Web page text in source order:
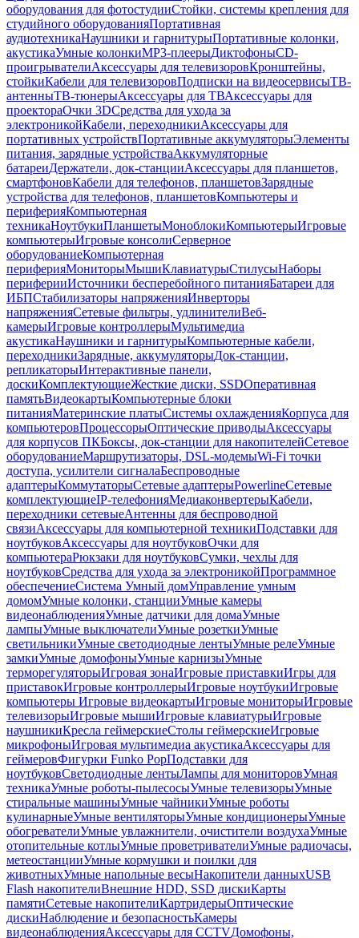
оборудования для фотостудииСтойки, системы крепления для
студийного оборудованияПортативная
аудиотехникаНаушники и гарнитурыПортативные колонки,
акустикаУмные колонкиMP3-плеерыДиктофоныCD-
проигрывателиАксессуары для телевизоровКронштейны,
стойкиКабели для телевизоровПодписки на видеосервисыТВ-
антенныТВ-тюнерыАксессуары для ТВАксессуары для
проектораОчки 3DСредства для ухода за
электроникойКабели, переходникиАксессуары для
портативных устройствПортативные аккумуляторыЭлементы
питания, зарядные устройстваАккумуляторные
батареиДержатели, док-станцииАксессуары для планшетов,
смартфоновКабели для телефонов, планшетовЗарядные
устройства для телефонов, планшетовКомпьютеры и
периферияКомпьютерная
техникаНоутбукиПланшетыМоноблокиКомпьютерыИгровые
компьютерыИгровые консолиСерверное
оборудованиеКомпьютерная
периферияМониторыМышиКлавиатурыСтилусыНаборы
периферииИсточники бесперебойного питанияБатареи для
ИБПСтабилизаторы напряженияИнверторы
напряженияСетевые фильтры, удлинителиВеб-
камерыИгровые контроллерыМультимедиа
акустикаНаушники и гарнитурыКомпьютерные кабели,
переходникиЗарядные, аккумуляторыДок-станции,
репликаторыИнтерактивные панели,
доскиКомплектующиеЖесткие диски, SSDОперативная
памятьВидеокартыКомпьютерные блоки
питанияМатеринские платыСистемы охлажденияКорпуса для
компьютеровПроцессорыОптические приводыАксессуары
для корпусов ПКБоксы, док-станции для накопителейСетевое
оборудованиеМаршрутизаторы, DSL-модемыWi-Fi точки
доступа, усилители сигналаБеспроводные
адаптерыКоммутаторыСетевые адаптерыPowerlineСетевые
комплектующиеIP-телефонияМедиаконвертерыКабели,
переходники сетевыеАнтенны для беспроводной
связиАксессуары для компьютерной техникиПодставки для
ноутбуковАксессуары для ноутбуковОчки для
компьютераРюкзаки для ноутбуковСумки, чехлы для
ноутбуковСредства для ухода за электроникойПрограммное
обеспечениеСистема Умный домУправление умным
домомУмные колонки, станцииУмные камеры
видеонаблюденияУмные датчики для домаУмные
лампыУмные выключателиУмные розеткиУмные
светильникиУмные светодиодные лентыУмные релеУмные
замкиУмные домофоныУмные карнизыУмные
терморегуляторыИгровая зонаИгровые приставкиИгры для
приставокИгровые контроллерыИгровые ноутбукиИгровые
компьютеры Игровые видеокартыИгровые мониторыИгровые
телевизорыИгровые мышиИгровые клавиатурыИгровые
наушникиКресла геймерскиеСтолы геймерскиеИгровые
микрофоныИгровая мультимедиа акустикаАксессуары для
геймеровФигурки Funko PopПодставки для
ноутбуковСветодиодные лентыЛампы для мониторовУмная
техникаУмные роботы-пылесосыУмные телевизорыУмные
стиральные машиныУмные чайникиУмные роботы
кулинарныеУмные вентиляторыУмные кондиционерыУмные
обогревателиУмные увлажнители, очистители воздухаУмные
отопительные котлыУмные проветривателиУмные радиочасы,
метеостанцииУмные кормушки и поилки для
животныхУмные напольные весыНакопители данныхUSB
Flash накопителиВнешние HDD, SSD дискиКарты
памятиСетевые накопителиКартридерыОптические
дискиНаблюдение и безопасностьКамеры
видеонаблюденияАксессуары для CCTVДомофоны,